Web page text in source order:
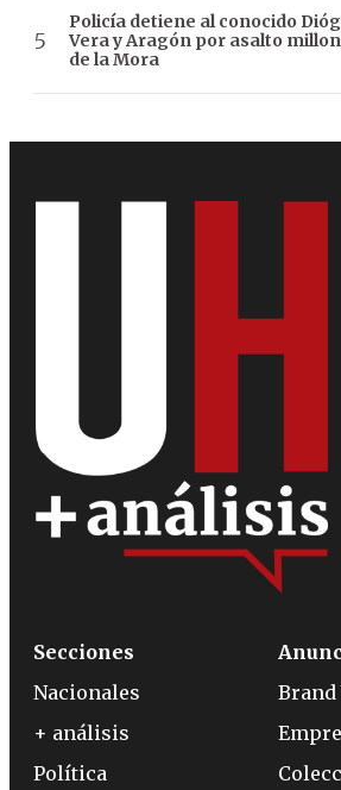
Policía detiene al conocido
Vera y Aragón por asalto
de la Mora
Secciones
Nacionales
+ análisis
Política
Brand